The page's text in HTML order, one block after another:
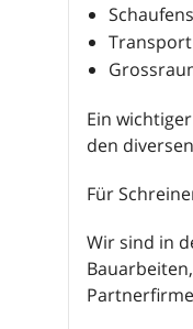
Ein
den
Für
Wir sind in